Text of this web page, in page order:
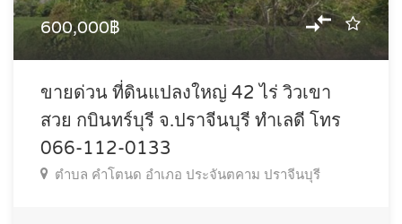
600,000฿
ขายด่วน ที่ดินแปลงใหญ่ 42 ไร่ วิวเขา
สวย กบินทร์บุรี จ.ปราจีนบุรี ทำเลดี โทร
066-112-0133
ตำบล คำโตนด อำเภอ ประจันตคาม ปราจีนบุรี